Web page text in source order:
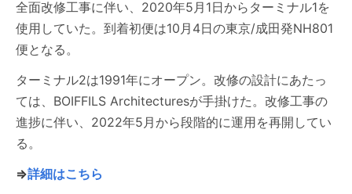
全面改修工事に伴い、2020年5月1日からターミナル1を
使用していた。到着初便は10月4日の東京/成田発NH801
便となる。
ターミナル2は1991年にオープン。改修の設計にあたっ
ては、BOIFFILS Architecturesが手掛けた。改修工事の
進捗に伴い、2022年5月から段階的に運用を再開してい
る。
⇒詳細はこちら